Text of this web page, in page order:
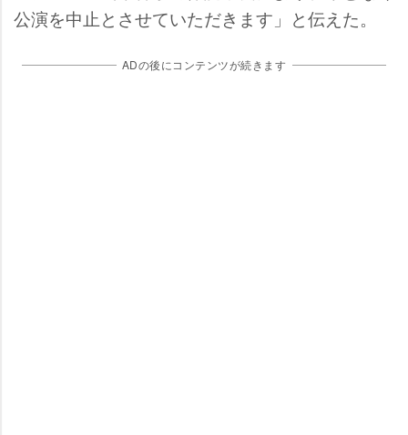
公演を中止とさせていただきます」と伝えた。
ADの後にコンテンツが続きます